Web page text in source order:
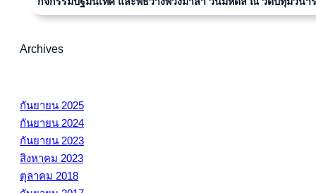
Archives
กันยายน 2025
กันยายน 2024
กันยายน 2023
สิงหาคม 2023
ตุลาคม 2018